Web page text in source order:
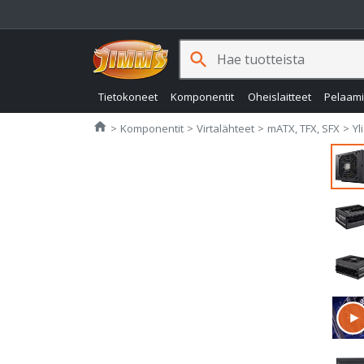
Tietokoneet Komponentit Oheislaitteet
search
home Jimms.fi
Komponentit Virtalähteet mATX, TFX, SFX